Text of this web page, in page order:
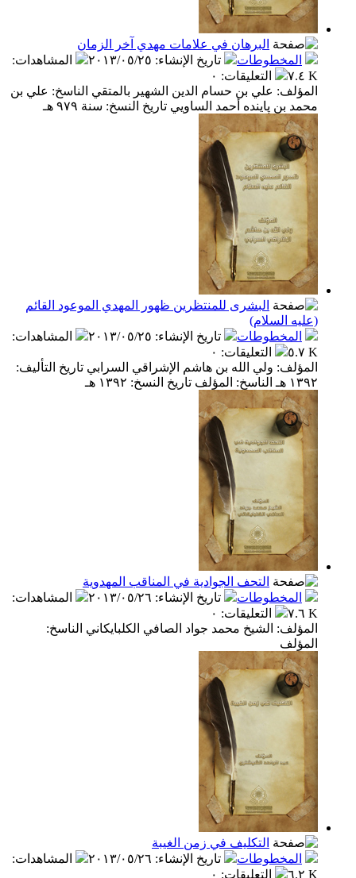
البرهان في علامات مهدي آخر الزمان
المخطوطات
تاريخ الإنشاء: ٢٠١٣/٠٥/٢٥ المشاهدات:
٧.٤ K
التعليقات: ٠
المؤلف: علي بن حسام الدين الشهير بالمتقي الناسخ: علي بن
محمد بن پاينده أحمد الساويي تاريخ النسخ: سنة ٩٧٩ هـ
البشرى للمنتظرين ظهور المهدي الموعود القائم
(عليه السلام)
المخطوطات
تاريخ الإنشاء: ٢٠١٣/٠٥/٢٥ المشاهدات:
٥.٧ K
التعليقات: ٠
المؤلف: ولي الله بن هاشم الإشراقي السرابي تاريخ التأليف:
١٣٩٢ هـ الناسخ: المؤلف تاريخ النسخ: ١٣٩٢ هـ
التحف الجوادية في المناقب المهدوية
المخطوطات
تاريخ الإنشاء: ٢٠١٣/٠٥/٢٦ المشاهدات:
٧.٦ K
التعليقات: ٠
المؤلف: الشيخ محمد جواد الصافي الكلبايكاني الناسخ:
المؤلف
التكليف في زمن الغيبة
المخطوطات
تاريخ الإنشاء: ٢٠١٣/٠٥/٢٦ المشاهدات:
٦.٢ K
التعليقات: ٠